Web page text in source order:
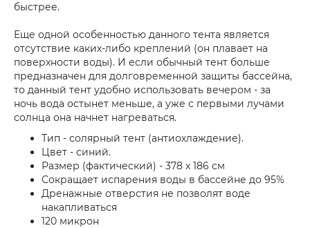
быстрее.
Еще одной особенностью данного тента является
отсутствие каких-либо креплений (он плавает на
поверхности воды). И если обычный тент больше
предназначен для долговременной защиты бассейна,
то данный тент удобно использовать вечером - за
ночь вода остынет меньше, а уже с первыми лучами
солнца она начнет нагреваться.
Тип - солярный тент (антиохлаждение).
Цвет - cиний.
Размер (фактический) - 378 х 186 см
Сокращает испарения воды в бассейне до 95%
Дренажные отверстия не позволят воде
накапливаться
120 микрон